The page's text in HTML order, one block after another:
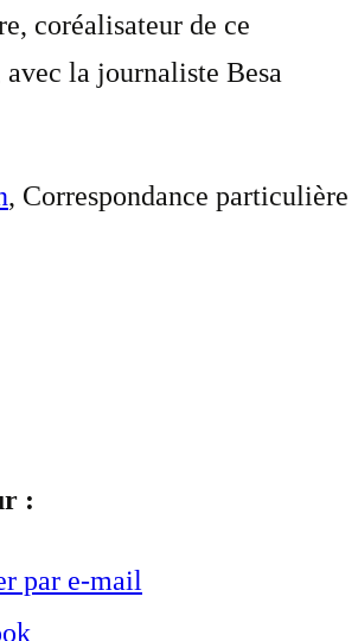
coréalisateur de ce
la journaliste Besa
, Correspondance particulière
:
par e-mail